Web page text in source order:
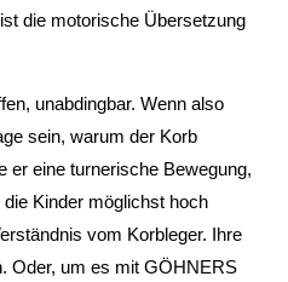
die motorische Übersetzung
unabdingbar. Wenn also
sein, warum der Korb
er eine turnerische Bewegung,
Kinder möglichst hoch
vom Korbleger. Ihre
Oder, um es mit GÖHNERS